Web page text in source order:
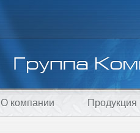
О компании Продукция